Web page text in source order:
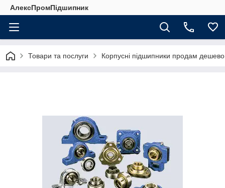
АлексПромПідшипник
Товари та послуги Корпусні підшипники продам дешево